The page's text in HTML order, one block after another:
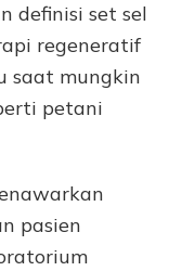
definisi set sel
regeneratif
saat mungkin
petani
pasien